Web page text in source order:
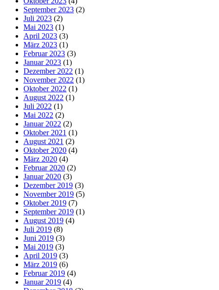
September 2023 (2)
Juli 2023 (2)
Mai 2023 (1)
April 2023 (3)
März 2023 (1)
Februar 2023 (3)
Januar 2023 (1)
Dezember 2022 (1)
November 2022 (1)
Oktober 2022 (1)
August 2022 (1)
Juli 2022 (1)
Mai 2022 (2)
Januar 2022 (2)
Oktober 2021 (1)
August 2021 (2)
Oktober 2020 (4)
März 2020 (4)
Februar 2020 (2)
Januar 2020 (3)
Dezember 2019 (3)
November 2019 (5)
Oktober 2019 (7)
September 2019 (1)
August 2019 (4)
Juli 2019 (8)
Juni 2019 (3)
Mai 2019 (3)
April 2019 (3)
März 2019 (6)
Februar 2019 (4)
Januar 2019 (4)